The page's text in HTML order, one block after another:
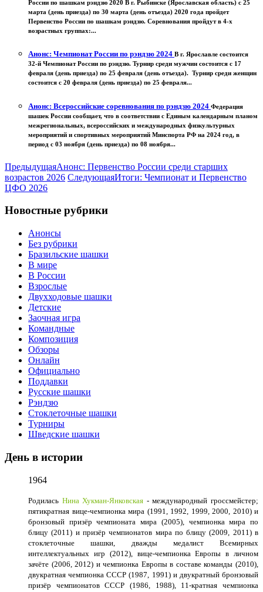
России по шашкам рэндзю 2020 В г. Рыбинске (Ярославская область) с 25
марта (день приезда) по 30 марта (день отъезда) 2020 года пройдет
Первенство России по шашкам рэндзю. Соревнования пройдут в 4-х
возрастных группах:...
Анонс: Чемпионат России по рэндзю 2024 В г. Ярославле состоится
32-й Чемпионат России по рэндзю. Турнир среди мужчин состоится с 17
февраля (день приезда) по 25 февраля (день отъезда). Турнир среди женщин
состоится с 20 февраля (день приезда) по 25 февраля...
Анонс: Всероссийские соревнования по рэндзю 2024 Федерация
шашек России сообщает, что в соответствии с Единым календарным планом
межрегиональных, всероссийских и международных физкультурных
мероприятий и спортивных мероприятий Минспорта РФ на 2024 год, в
период с 03 ноября (день приезда) по 08 ноября...
ПредыдущаяАнонс: Первенство России среди старших
возрастов 2026 СледующаяИтоги: Чемпионат и Первенство
ЦФО 2026
Новостные рубрики
Анонсы
Без рубрики
Бразильские шашки
В мире
В России
Взрослые
Двухходовые шашки
Детские
Заочная игра
Командные
Композиция
Обзоры
Онлайн
Официально
Поддавки
Русские шашки
Рэндзю
Стоклеточные шашки
Турниры
Шведские шашки
День в истории
1964
Родилась Нина Хукман-Янковская - международный гроссмейстер;
пятикратная вице-чемпионка мира (1991, 1992, 1999, 2000, 2010) и
бронзовый призёр чемпионата мира (2005), чемпионка мира по
блицу (2011) и призёр чемпионатов мира по блицу (2009, 2011) в
стоклеточные шашки, дважды медалист Всемирных
интеллектуальных игр (2012), вице-чемпионка Европы в личном
зачёте (2006, 2012) и чемпионка Европы в составе команды (2010),
двукратная чемпионка СССР (1987, 1991) и двукратный бронзовый
призёр чемпионатов СССР (1986, 1988), 11-кратная чемпионка